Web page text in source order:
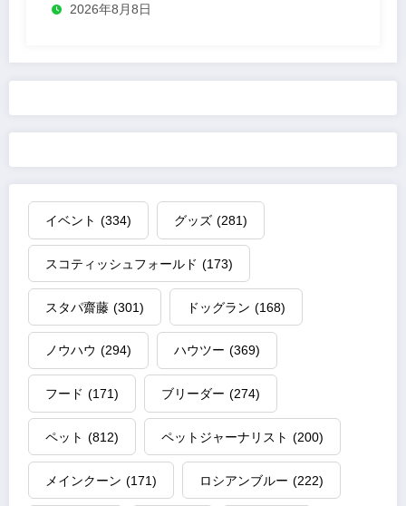
2026年8月8日
イベント (334) グッズ (281)
スコティッシュフォールド (173)
スタパ齋藤 (301) ドッグラン (168)
ノウハウ (294) ハウツー (369)
フード (171) ブリーダー (274)
ペット (812) ペットジャーナリスト (200)
メインクーン (171) ロシアンブルー (222)